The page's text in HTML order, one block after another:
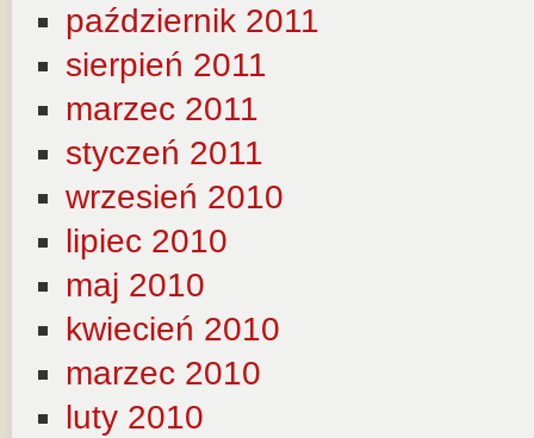
październik 2011
sierpień 2011
marzec 2011
styczeń 2011
wrzesień 2010
lipiec 2010
maj 2010
kwiecień 2010
marzec 2010
luty 2010